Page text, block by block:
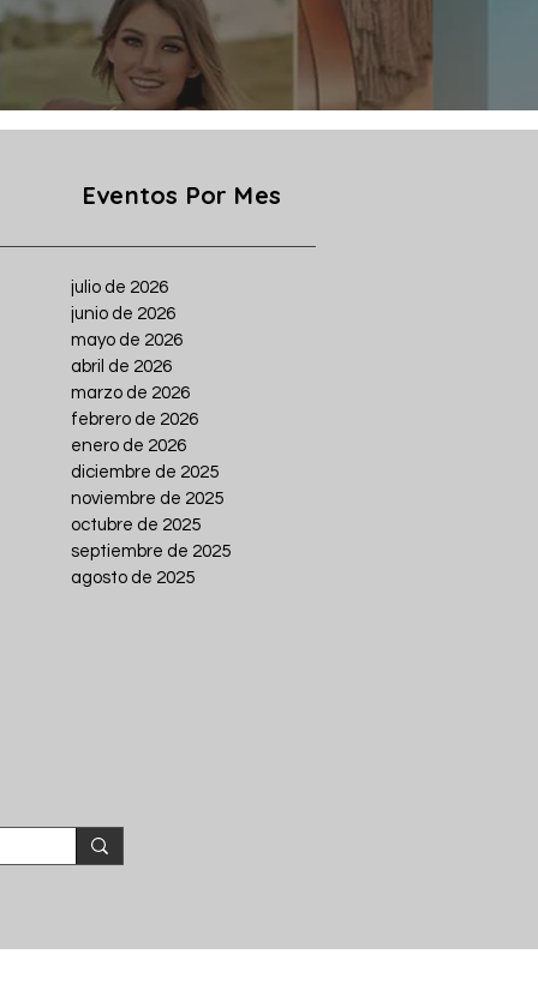
Eventos Por Mes
julio de 2026
junio de 2026
mayo de 2026
abril de 2026
marzo de 2026
febrero de 2026
enero de 2026
diciembre de 2025
noviembre de 2025
octubre de 2025
septiembre de 2025
agosto de 2025